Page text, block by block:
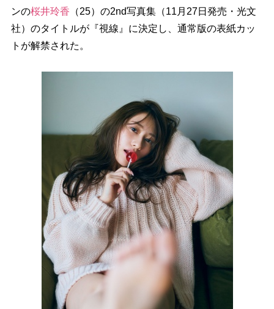
ンの桜井玲香 （25）の2nd写真集（11月27日発売・光文
社）のタイトルが『視線』に決定し、通常版の表紙カッ
トが解禁された。